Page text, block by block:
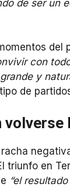
de ser un
del
con
y
de
volverse
triunfo en
“el